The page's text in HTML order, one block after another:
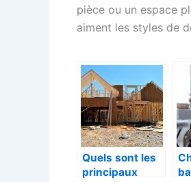
pièce ou un espace
aiment les styles de
Quels sont les
principaux